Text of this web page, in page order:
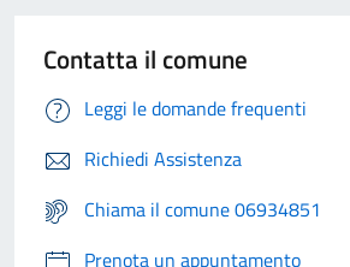
Contatta il comune
Leggi le domande frequenti
Richiedi Assistenza
Chiama il comune 06934851
Prenota un appuntamento